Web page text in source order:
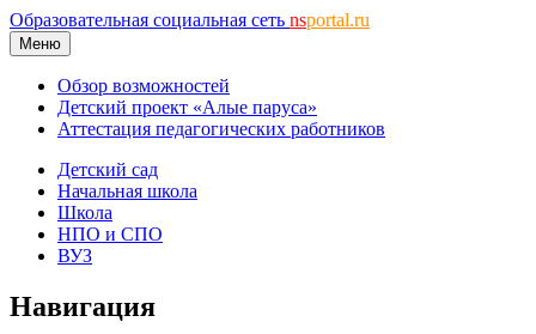
Образовательная социальная сеть nsportal.ru
Меню
Обзор возможностей
Детский проект «Алые паруса»
Аттестация педагогических работников
Детский сад
Начальная школа
Школа
НПО и СПО
ВУЗ
Навигация